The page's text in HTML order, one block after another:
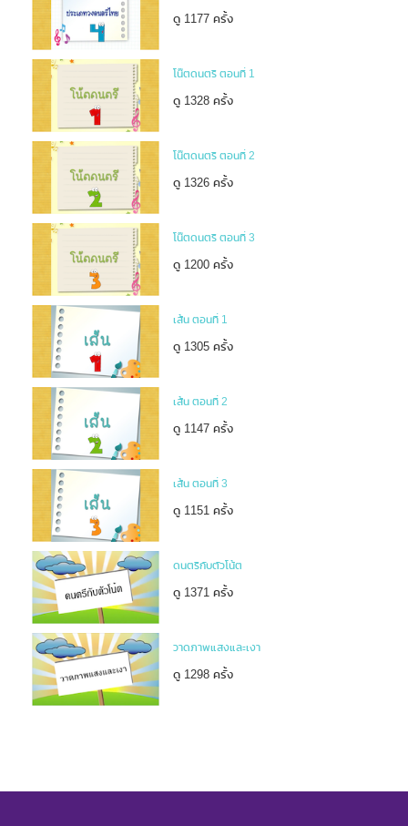
ดู 1177 ครั้ง
โน๊ตดนตรี ตอนที่ 1
ดู 1328 ครั้ง
โน๊ตดนตรี ตอนที่ 2
ดู 1326 ครั้ง
โน๊ตดนตรี ตอนที่ 3
ดู 1200 ครั้ง
เส้น ตอนที่ 1
ดู 1305 ครั้ง
เส้น ตอนที่ 2
ดู 1147 ครั้ง
เส้น ตอนที่ 3
ดู 1151 ครั้ง
ดนตรีกับตัวโน้ต
ดู 1371 ครั้ง
วาดภาพแสงและเงา
ดู 1298 ครั้ง